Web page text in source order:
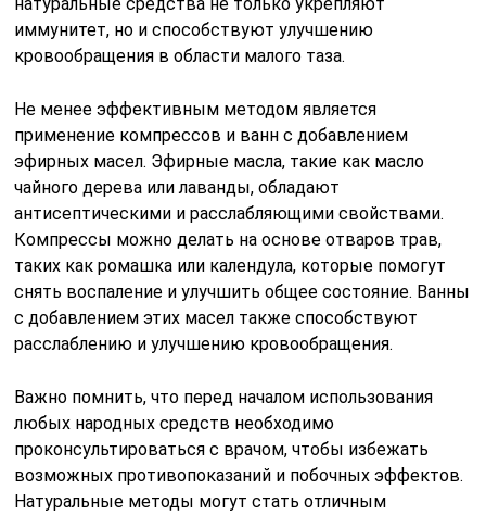
иммунитет, но и способствуют улучшению
кровообращения в области малого таза.
Не менее эффективным методом является
применение компрессов и ванн с добавлением
эфирных масел. Эфирные масла, такие как масло
чайного дерева или лаванды, обладают
антисептическими и расслабляющими свойствами.
Компрессы можно делать на основе отваров трав,
таких как ромашка или календула, которые помогут
снять воспаление и улучшить общее состояние. Ванны
с добавлением этих масел также способствуют
расслаблению и улучшению кровообращения.
Важно помнить, что перед началом использования
любых народных средств необходимо
проконсультироваться с врачом, чтобы избежать
возможных противопоказаний и побочных эффектов.
Натуральные методы могут стать отличным